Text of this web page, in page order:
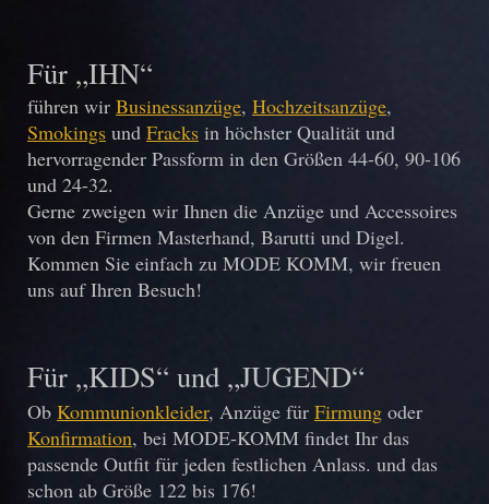
Für „IHN“
führen wir Businessanzüge, Hochzeitsanzüge,
Smokings und Fracks in höchster Qualität und
hervorragender Passform in den Größen 44-60, 90-106
und 24-32.
Gerne zweigen wir Ihnen die Anzüge und Accessoires
von den Firmen Masterhand, Barutti und Digel.
Kommen Sie einfach zu MODE KOMM, wir freuen
uns auf Ihren Besuch!
Für „KIDS“ und „JUGEND“
Ob Kommunionkleider, Anzüge für Firmung oder
Konfirmation, bei MODE-KOMM findet Ihr das
passende Outfit für jeden festlichen Anlass. und das
schon ab Größe 122 bis 176!